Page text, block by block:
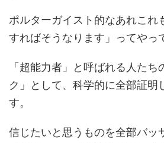
ポルターガイスト的なあれこれ
すればそうなります」ってやっ
「超能力者」と呼ばれる人たち
ク」として、科学的に全部証明
す。
信じたいと思うものを全部バッ